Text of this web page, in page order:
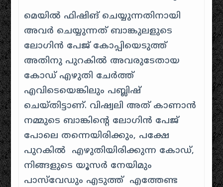
മെയിൽ ഫിഷിങ് ചെയ്യുന്നതിനായി
അവർ ചെയ്യുന്നത് ബാങ്കുലളുടെ
ലോഗിൻ പേജ് കോപ്പിയെടുത്ത്
അതിനു പുറകിൽ അവരുടേതായ
കോഡ് എഴുതി ചേർത്ത്
എവിടെയെങ്കിലും പബ്ലിഷ്
ചെയ്തിട്ടാണ്. വിഷ്വലി അത് കാണാൻ
നമ്മുടെ ബാങ്കിന്റെ ലോഗിൻ പേജ്
പോലെ തന്നെയിരിക്കും, പക്ഷേ
പുറകിൽ എഴുതിയിരിക്കുന്ന കോഡ്,
നിങ്ങളുടെ യൂസർ നേയിമും
പാസ്‌വേഡും എടുത്ത് എത്തേണ്ട